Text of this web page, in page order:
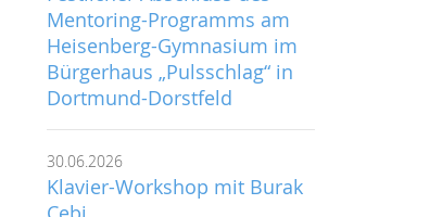
Mentoring-Programms am
Heisenberg-Gymnasium im
Bürgerhaus „Pulsschlag“ in
Dortmund-Dorstfeld
30.06.2026
Klavier-Workshop mit Burak